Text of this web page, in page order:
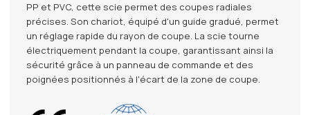
PP et PVC, cette scie permet des coupes radiales
précises. Son chariot, équipé d'un guide gradué, permet
un réglage rapide du rayon de coupe. La scie tourne
électriquement pendant la coupe, garantissant ainsi la
sécurité grâce à un panneau de commande et des
poignées positionnés à l'écart de la zone de coupe.